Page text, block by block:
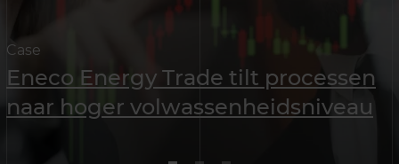
Case
Eneco Energy Trade tilt processen
naar hoger volwassenheidsniveau